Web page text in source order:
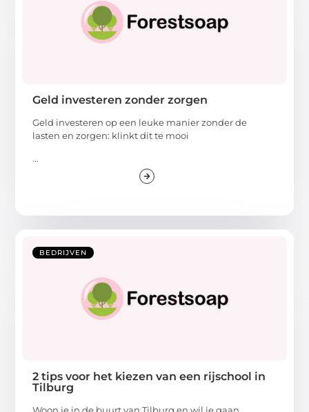
Geld investeren zonder zorgen
Geld investeren op een leuke manier zonder de
lasten en zorgen: klinkt dit te mooi
...
BEDRIJVEN
2 tips voor het kiezen van een rijschool in
Tilburg